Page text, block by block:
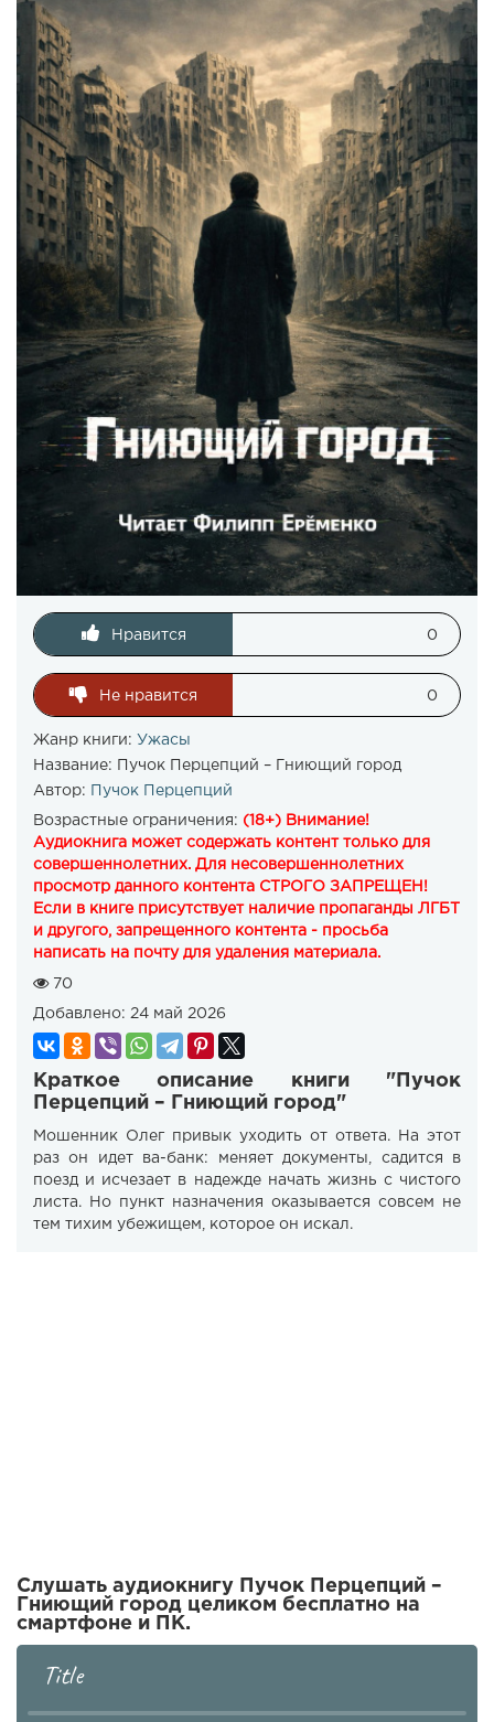
Нравится 0
Не нравится 0
Жанр книги: Ужасы
Название: Пучок Перцепций – Гниющий город
Автор:
Пучок Перцепций
Возрастные ограничения: (18+) Внимание!
Аудиокнига может содержать контент только для
совершеннолетних. Для несовершеннолетних
просмотр данного контента СТРОГО ЗАПРЕЩЕН!
Если в книге присутствует наличие пропаганды ЛГБТ
и другого, запрещенного контента - просьба
написать на почту для удаления материала.
70
Добавлено: 24 май 2026
Краткое описание книги "Пучок
Перцепций – Гниющий город"
Мошенник Олег привык уходить от ответа. На этот
раз он идет ва-банк: меняет документы, садится в
поезд и исчезает в надежде начать жизнь с чистого
листа. Но пункт назначения оказывается совсем не
тем тихим убежищем, которое он искал.
Слушать аудиокнигу Пучок Перцепций –
Гниющий город целиком бесплатно на
смартфоне и ПК.
Title